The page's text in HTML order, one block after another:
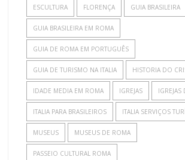
ESCULTURA FLORENÇA GUIA BRASILEIRA
GUIA BRASILEIRA EM ROMA
GUIA DE ROMA EM PORTUGUÊS
GUIA DE TURISMO NA ITALIA HISTORIA DO
IDADE MEDIA EM ROMA IGREJAS
ITALIA PARA BRASILEIROS ITALIA SERVIÇOS
MUSEUS MUSEUS DE ROMA
PASSEIO CULTURAL ROMA